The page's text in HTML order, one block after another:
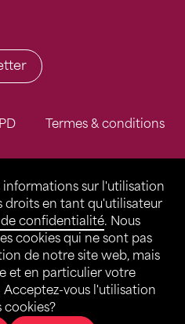
informations sur l'utilisation
droits en tant qu'utilisateur
confidentialité. Nous
cookies qui ne sont pas
de notre site web, mais
et en particulier votre
vous l'utilisation
cookies?
Termes & conditions